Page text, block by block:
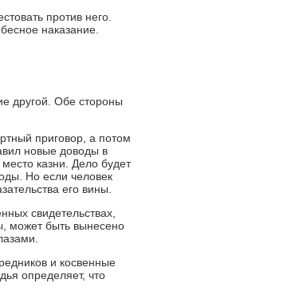
против него.
наказание.
другой. Обе стороны
приговор, а потом
новые доводы в
казни. Дело будет
Но если человек
его вины.
свидетельствах,
может быть вынесено
и косвенные
определяет, что